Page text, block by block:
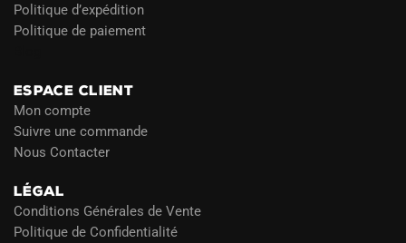
Politique d’expédition
Politique de paiement
ESPACE CLIENT
Mon compte
Suivre une commande
Nous Contacter
LÉGAL
Conditions Générales de Vente
Politique de Confidentialité